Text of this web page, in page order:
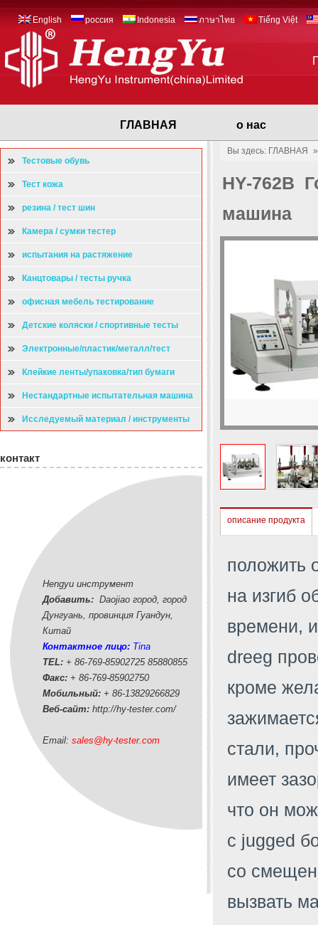
Tiếng Việt
ภาษาไทย
Indonesia
россия
English
ГЛАВНАЯ о нас
Тестовые обувь
Тест кожа
резина / тест шин
Камера / сумки тестер
испытания на растяжение
Канцтовары / тесты ручка
офисная мебель тестирование
Детские коляски / спортивные тесты
Электронные/пластик/металл/тест
Клейкие ленты/упаковка/тип бумаги
испытательная машина
Нестандартные испытательная машина
Исследуемый материал / инструменты
контакт
Hengyu инструмент
Добавить: Daojiao город, город
Дунгуань, провинция Гуандун,
Китай
Контактное лицо: Tina
TEL: + 86-769-85902725 85880855
Факс: + 86-769-85902750
Мобильный: + 86-13829266829
Веб-сайт: http://hy-tester.com/
Email: sales@hy-tester.com
Вы здесь: ГЛАВНАЯ
HY-762B
машина
описание продукта
положить
на изгиб
времени,
dreeg
кроме
стали,
имеет
что он
с jugged
со
вызвать